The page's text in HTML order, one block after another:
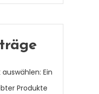
Ein
Produkte